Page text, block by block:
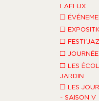
LAFLUX
□
□
□
□
□ LES
JARDIN
□ LES
- SAISON V